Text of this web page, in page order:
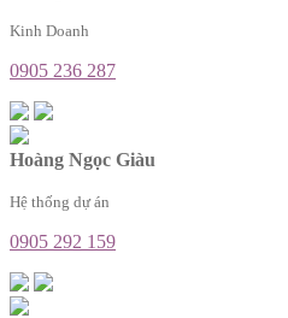
Kinh Doanh
0905 236 287
Hoàng Ngọc Giàu
Hệ thống dự án
0905 292 159